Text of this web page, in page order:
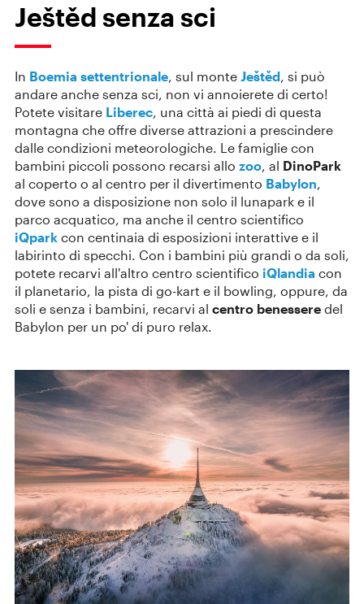
Ještěd senza sci
In Boemia settentrionale , sul monte Ještěd , si può
andare anche senza sci, non vi annoierete di certo!
Potete visitare Liberec , una città ai piedi di questa
montagna che offre diverse attrazioni a prescindere
dalle condizioni meteorologiche. Le famiglie con
bambini piccoli possono recarsi allo zoo , al DinoPark
al coperto o al centro per il divertimento Babylon
dove sono a disposizione non solo il lunapark e il
parco acquatico, ma anche il centro scientifico
iQpark con centinaia di esposizioni interattive e il
labirinto di specchi. Con i bambini più grandi o da soli,
potete recarvi all'altro centro scientifico iQlandia con
il planetario, la pista di go-kart e il bowling, oppure, da
soli e senza i bambini, recarvi al centro benessere del
Babylon per un po' di puro relax.